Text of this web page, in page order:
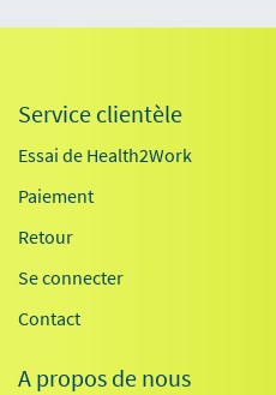
Service clientèle
Essai de Health2Work
Paiement
Retour
Se connecter
Contact
A propos de nous